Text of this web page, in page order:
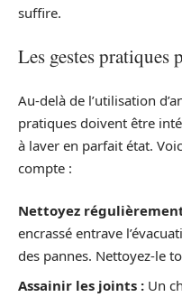
suffire.
Les gestes
Au-delà de l’utilisation
pratiques doivent être
à laver en parfait état.
compte :
Nettoyez
encrassé entrave
des pannes. Nettoyez-le
Assainir les joints : Un